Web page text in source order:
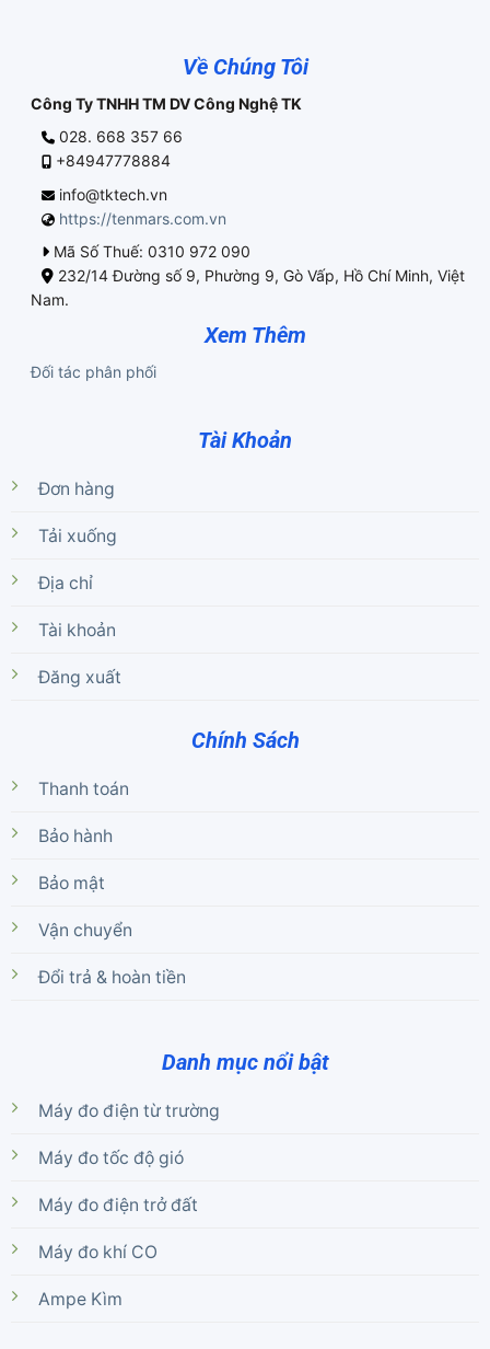
Về Chúng Tôi
Công Ty TNHH TM DV Công Nghệ TK
028. 668 357 66
+84947778884
info@tktech.vn
https://tenmars.com.vn
Mã Số Thuế: 0310 972 090
232/14 Đường số 9, Phường 9, Gò Vấp, Hồ Chí Minh, Việt
Nam.
Xem Thêm
Đối tác phân phối
Tài Khoản
Đơn hàng
Tải xuống
Địa chỉ
Tài khoản
Đăng xuất
Chính Sách
Thanh toán
Bảo hành
Bảo mật
Vận chuyển
Đổi trả & hoàn tiền
Danh mục nổi bật
Máy đo điện từ trường
Máy đo tốc độ gió
Máy đo điện trở đất
Máy đo khí CO
Ampe Kìm